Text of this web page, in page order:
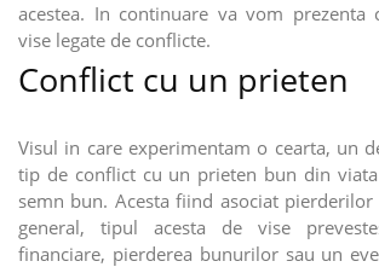
acestea. In continuare va vom prezenta
vise legate de conflicte.
Conflict cu un prieten
Visul in care experimentam o cearta, un
tip de conflict cu un prieten bun din
semn bun. Acesta fiind asociat
general, tipul acesta de vise
financiare, pierderea bunurilor sau un